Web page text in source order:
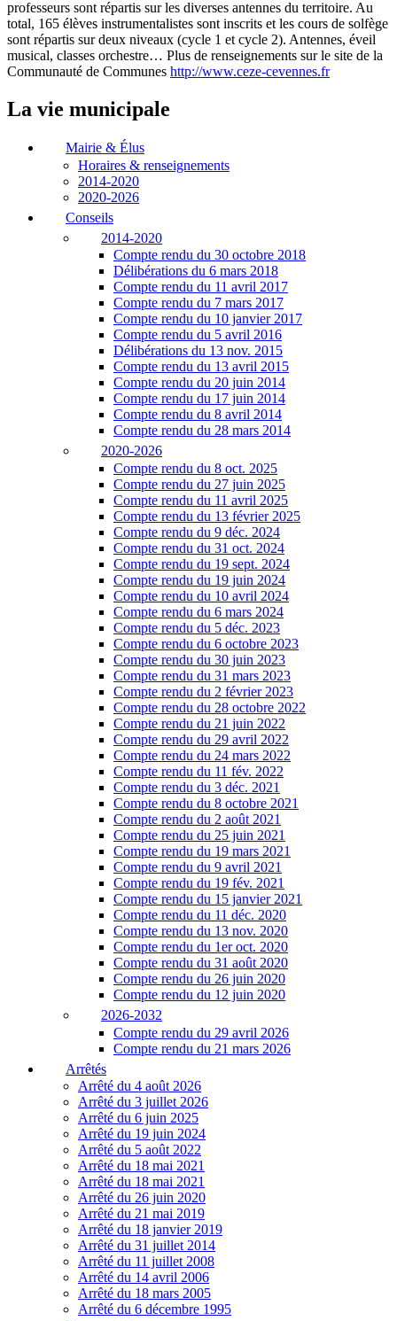
professeurs sont répartis sur les diverses antennes du territoire. Au
total, 165 élèves instrumentalistes sont inscrits et les cours de solfège
sont répartis sur deux niveaux (cycle 1 et cycle 2). Antennes, éveil
musical, classes orchestre… Plus de renseignements sur le site de la
Communauté de Communes http://www.ceze-cevennes.fr
La vie municipale
Mairie & Élus
Horaires & renseignements
2014-2020
2020-2026
Conseils
2014-2020
Compte rendu du 30 octobre 2018
Délibérations du 6 mars 2018
Compte rendu du 11 avril 2017
Compte rendu du 7 mars 2017
Compte rendu du 10 janvier 2017
Compte rendu du 5 avril 2016
Délibérations du 13 nov. 2015
Compte rendu du 13 avril 2015
Compte rendu du 20 juin 2014
Compte rendu du 17 juin 2014
Compte rendu du 8 avril 2014
Compte rendu du 28 mars 2014
2020-2026
Compte rendu du 8 oct. 2025
Compte rendu du 27 juin 2025
Compte rendu du 11 avril 2025
Compte rendu du 13 février 2025
Compte rendu du 9 déc. 2024
Compte rendu du 31 oct. 2024
Compte rendu du 19 sept. 2024
Compte rendu du 19 juin 2024
Compte rendu du 10 avril 2024
Compte rendu du 6 mars 2024
Compte rendu du 5 déc. 2023
Compte rendu du 6 octobre 2023
Compte rendu du 30 juin 2023
Compte rendu du 31 mars 2023
Compte rendu du 2 février 2023
Compte rendu du 28 octobre 2022
Compte rendu du 21 juin 2022
Compte rendu du 29 avril 2022
Compte rendu du 24 mars 2022
Compte rendu du 11 fév. 2022
Compte rendu du 3 déc. 2021
Compte rendu du 8 octobre 2021
Compte rendu du 2 août 2021
Compte rendu du 25 juin 2021
Compte rendu du 19 mars 2021
Compte rendu du 9 avril 2021
Compte rendu du 19 fév. 2021
Compte rendu du 15 janvier 2021
Compte rendu du 11 déc. 2020
Compte rendu du 13 nov. 2020
Compte rendu du 1er oct. 2020
Compte rendu du 31 août 2020
Compte rendu du 26 juin 2020
Compte rendu du 12 juin 2020
2026-2032
Compte rendu du 29 avril 2026
Compte rendu du 21 mars 2026
Arrêtés
Arrêté du 4 août 2026
Arrêté du 3 juillet 2026
Arrêté du 6 juin 2025
Arrêté du 19 juin 2024
Arrêté du 5 août 2022
Arrêté du 18 mai 2021
Arrêté du 18 mai 2021
Arrêté du 26 juin 2020
Arrêté du 21 mai 2019
Arrêté du 18 janvier 2019
Arrêté du 31 juillet 2014
Arrêté du 11 juillet 2008
Arrêté du 14 avril 2006
Arrêté du 18 mars 2005
Arrêté du 6 décembre 1995